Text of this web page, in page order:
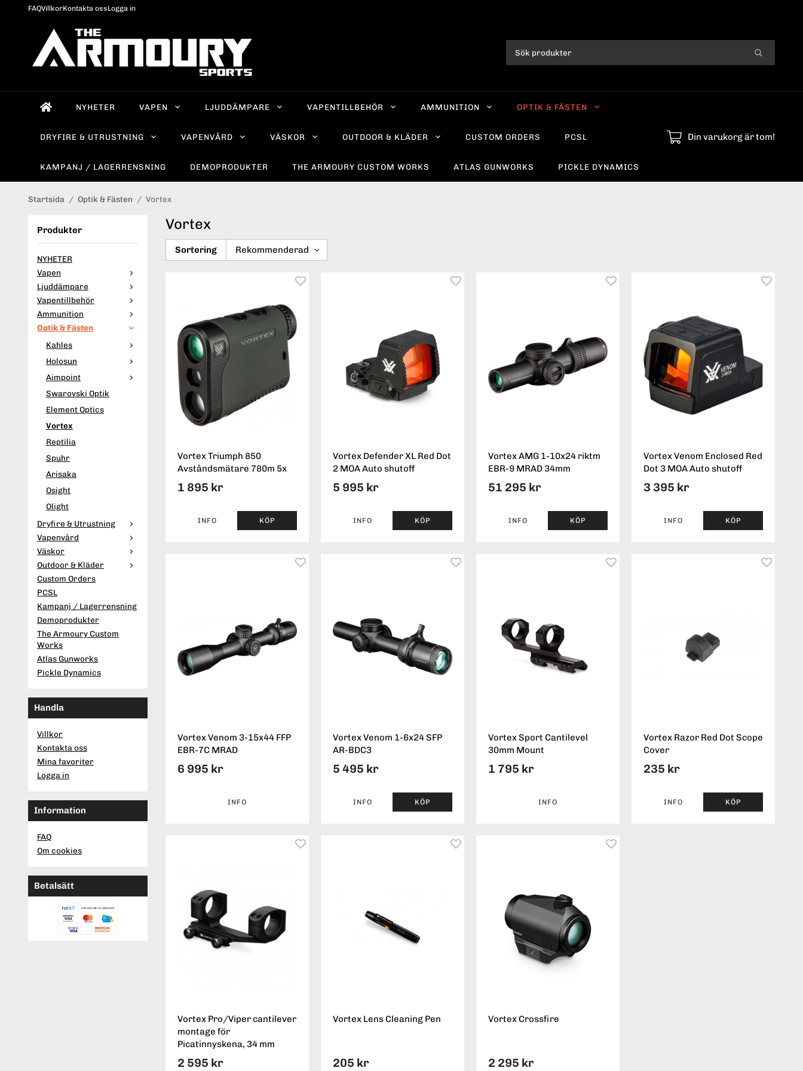
FAQVillkorKontakta ossLogga in
NYHETER VAPEN LJUDDÄMPARE VAPENTILLBEHÖR AMMUNITION OPTIK & FÄSTEN
DRYFIRE & UTRUSTNING VAPENVÅRD VÄSKOR OUTDOOR & KLÄDER CUSTOM ORDERS PCSL
KAMPANJ / LAGERRENSNING DEMOPRODUKTER THE ARMOURY CUSTOM WORKS ATLAS GUNWORKS PICKLE DYNAMICS
Din varukorg är tom!
Startsida / Optik & Fästen / Vortex
Produkter
NYHETER
Vapen
Ljuddämpare
Vapentillbehör
Ammunition
Optik & Fästen
Kahles
Holosun
Aimpoint
Swarovski Optik
Element Optics
Vortex
Reptilia
Spuhr
Arisaka
Osight
Olight
Dryfire & Utrustning
Vapenvård
Väskor
Outdoor & Kläder
Custom Orders
PCSL
Kampanj / Lagerrensning
Demoprodukter
The Armoury Custom
Works
Atlas Gunworks
Pickle Dynamics
Handla
Villkor
Kontakta oss
Mina favoriter
Logga in
Information
FAQ
Om cookies
Betalsätt
Vortex
Sortering
Vortex Triumph 850
Avståndsmätare 780m 5x
1 895 kr
INFO KÖP
Vortex Defender XL Red Dot
2 MOA Auto shutoff
5 995 kr
INFO KÖP
Vortex AMG 1-10x24 riktm
EBR-9 MRAD 34mm
51 295 kr
INFO KÖP
Vortex Venom Enclosed Red
Dot 3 MOA Auto shutoff
3 395 kr
INFO KÖP
Vortex Venom 3-15x44 FFP
EBR-7C MRAD
6 995 kr
INFO
Vortex Venom 1-6x24 SFP
AR-BDC3
5 495 kr
INFO KÖP
Vortex Sport Cantilevel
30mm Mount
1 795 kr
INFO
Vortex Razor Red Dot Scope
Cover
235 kr
INFO KÖP
Vortex Pro/Viper cantilever
montage för
Picatinnyskena, 34 mm
2 595 kr
Vortex Lens Cleaning Pen
205 kr
Vortex Crossfire
2 295 kr